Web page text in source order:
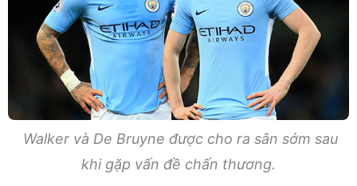
Walker và De Bruyne được cho ra sân sớm sau
khi gặp vấn đề chấn thương.